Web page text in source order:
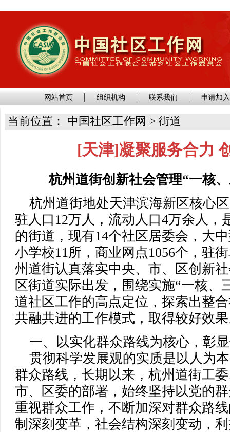
网站首页 组织机构 联系我们 申请加
当前位置： 中国社区工作网 > 街道
[天津]凝聚服务合力
杭州道街创新社会管理“一核
杭州道街地处天津滨海新区核心
驻人口12万人，流动人口4万余人，
的街道，现有14个社区居委会，大
小学校11所，商业网点1056个，驻
州道街认真落实中央、市、区创新
区街道实际出发，围绕实施“一核、
道社区工作的高点定位，探索出整
共融共进的工作模式，取得较好效
一、以实化群众路线为核心，彰
贯彻科学发展观的实质是以人为
群众路线，长期以来，杭州道街工
市、区委的部署，始终坚持以党的
重视群众工作，不断加深对群众路
制深刻变革，社会结构深刻变动，